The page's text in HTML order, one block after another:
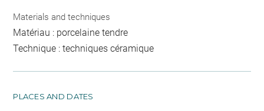
Materials and techniques
Matériau : porcelaine tendre
Technique : techniques céramique
PLACES AND DATES